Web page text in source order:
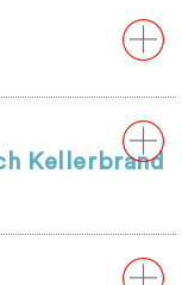
Kellerbrand